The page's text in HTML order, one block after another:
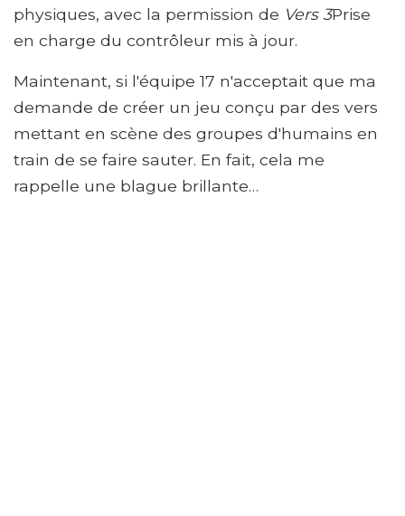
physiques, avec la permission de Vers 3Prise
en charge du contrôleur mis à jour.
Maintenant, si l'équipe 17 n'acceptait que ma
demande de créer un jeu conçu par des vers
mettant en scène des groupes d'humains en
train de se faire sauter. En fait, cela me
rappelle une blague brillante…